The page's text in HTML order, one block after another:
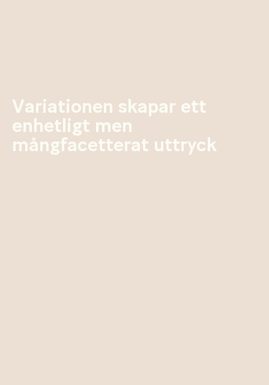
Variationen skapar ett
enhetligt men
mångfacetterat uttryck